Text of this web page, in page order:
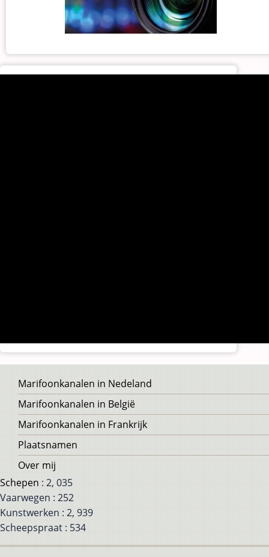
Voet
Marifoonkanalen in Nedeland
Marifoonkanalen in België
Marifoonkanalen in Frankrijk
Plaatsnamen
Over mij
Schepen : 2, 035
Vaarwegen : 252
Kunstwerken : 2, 939
Scheepspraat : 534